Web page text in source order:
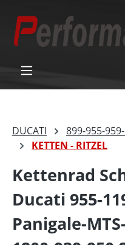
springen
DUCATI
899-955-
KETTEN - RITZEL
Kettenrad
Ducati 955-
Panigale-